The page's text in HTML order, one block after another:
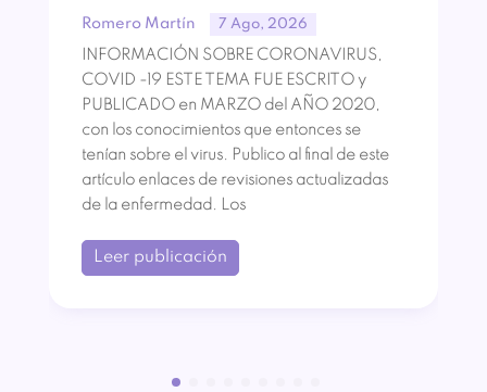
Romero Martín 7 Ago, 2026
INFORMACIÓN SOBRE CORONAVIRUS,
COVID -19 ESTE TEMA FUE ESCRITO y
PUBLICADO en MARZO del AÑO 2020,
con los conocimientos que entonces se
tenían sobre el virus. Publico al final de este
artículo enlaces de revisiones actualizadas
de la enfermedad. Los
Leer publicación